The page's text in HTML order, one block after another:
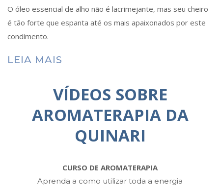
O óleo essencial de alho não é lacrimejante, mas seu cheiro
é tão forte que espanta até os mais apaixonados por este
condimento.
LEIA MAIS
VÍDEOS SOBRE
AROMATERAPIA DA
QUINARI
CURSO DE AROMATERAPIA
Aprenda a como utilizar toda a energia